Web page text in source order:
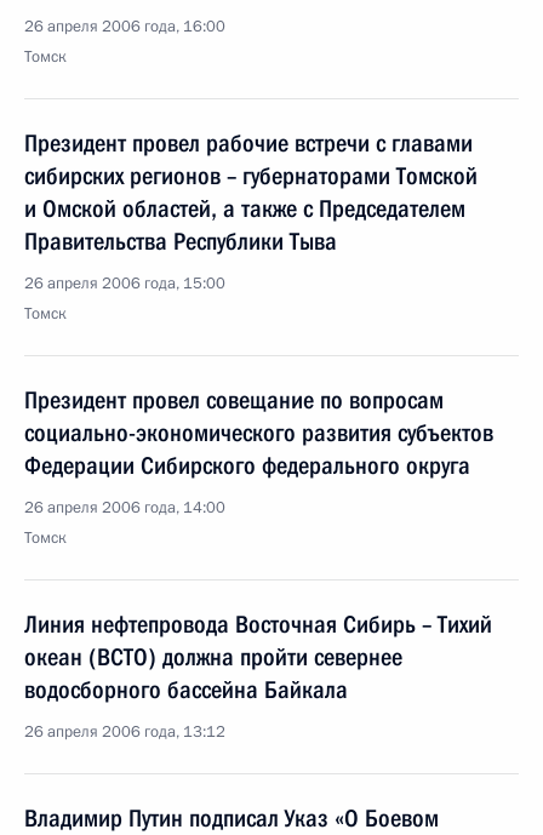
26 апреля 2006 года, 16:00
Томск
Президент провел рабочие встречи с главами
сибирских регионов – губернаторами Томской
и Омской областей, а также с Председателем
Правительства Республики Тыва
26 апреля 2006 года, 15:00
Томск
Президент провел совещание по вопросам
социально-экономического развития субъектов
Федерации Сибирского федерального округа
26 апреля 2006 года, 14:00
Томск
Линия нефтепровода Восточная Сибирь – Тихий
океан (ВСТО) должна пройти севернее
водосборного бассейна Байкала
26 апреля 2006 года, 13:12
Владимир Путин подписал Указ «О Боевом